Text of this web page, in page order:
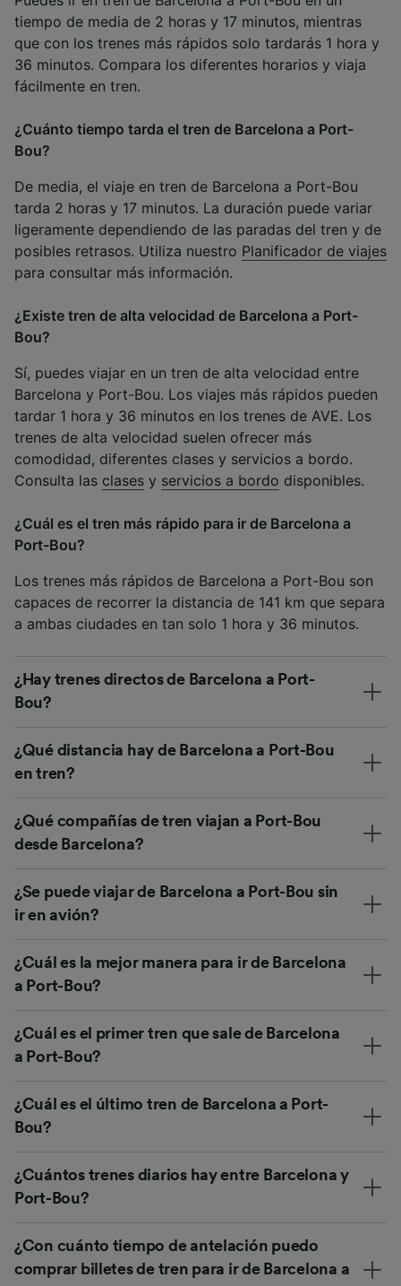
tiempo de media de 2 horas y 17 minutos, mientras
que con los trenes más rápidos solo tardarás 1 hora y
36 minutos. Compara los diferentes horarios y viaja
fácilmente en tren.
¿Cuánto tiempo tarda el tren de Barcelona a Port-
Bou?
De media, el viaje en tren de Barcelona a Port-Bou
tarda 2 horas y 17 minutos. La duración puede variar
ligeramente dependiendo de las paradas del tren y de
posibles retrasos. Utiliza nuestro Planificador de viajes
para consultar más información.
¿Existe tren de alta velocidad de Barcelona a Port-
Bou?
Sí, puedes viajar en un tren de alta velocidad entre
Barcelona y Port-Bou. Los viajes más rápidos pueden
tardar 1 hora y 36 minutos en los trenes de AVE. Los
trenes de alta velocidad suelen ofrecer más
comodidad, diferentes clases y servicios a bordo.
Consulta las clases y servicios a bordo disponibles.
¿Cuál es el tren más rápido para ir de Barcelona a
Port-Bou?
Los trenes más rápidos de Barcelona a Port-Bou son
capaces de recorrer la distancia de 141 km que separa
a ambas ciudades en tan solo 1 hora y 36 minutos.
¿Hay trenes directos de Barcelona a Port-
Bou?
¿Qué distancia hay de Barcelona a Port-Bou
en tren?
¿Qué compañías de tren viajan a Port-Bou
desde Barcelona?
¿Se puede viajar de Barcelona a Port-Bou sin
ir en avión?
¿Cuál es la mejor manera para ir de Barcelona
a Port-Bou?
¿Cuál es el primer tren que sale de Barcelona
a Port-Bou?
¿Cuál es el último tren de Barcelona a Port-
Bou?
¿Cuántos trenes diarios hay entre Barcelona y
Port-Bou?
¿Con cuánto tiempo de antelación puedo
comprar billetes de tren para ir de Barcelona a